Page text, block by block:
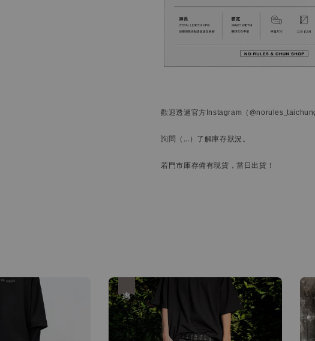
歡迎透過官方Instagram （
詢問 （…） 了解庫存狀況。
若門市庫存備有現貨，當日出貨！